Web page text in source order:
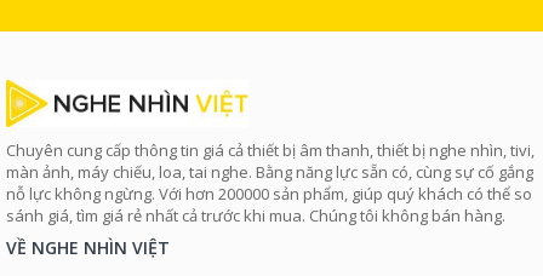
Chuyên cung cấp thông tin giá cả thiết bị âm thanh, thiết bị nghe nhìn, tivi,
màn ảnh, máy chiếu, loa, tai nghe. Bằng năng lực sẵn có, cùng sự cố gắng
nỗ lực không ngừng. Với hơn 200000 sản phẩm, giúp quý khách có thể so
sánh giá, tìm giá rẻ nhất cả trước khi mua. Chúng tôi không bán hàng.
VỀ NGHE NHÌN VIỆT